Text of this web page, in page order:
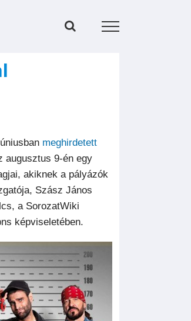
meghirdetett
augusztus 9-én egy
akiknek a pályázók
Szász János
a SorozatWiki
képviseletében.